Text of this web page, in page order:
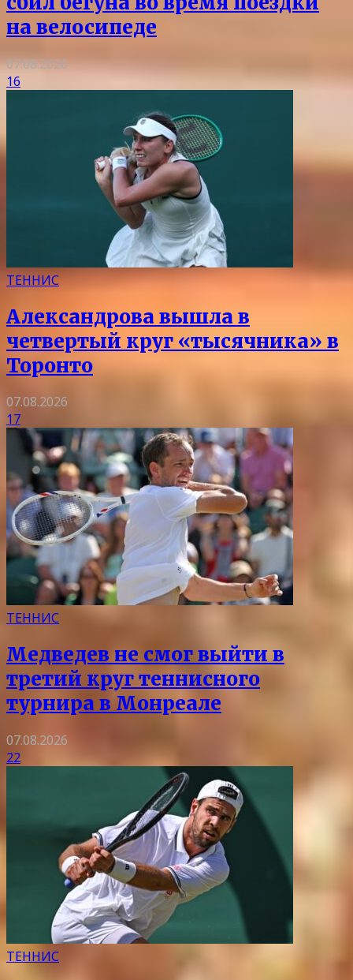
на велосипеде
07.08.2026
16
ТЕННИС
Александрова вышла в
четвертый круг «тысячника» в
Торонто
07.08.2026
17
ТЕННИС
Медведев не смог выйти в
третий круг теннисного
турнира в Монреале
07.08.2026
22
ТЕННИС